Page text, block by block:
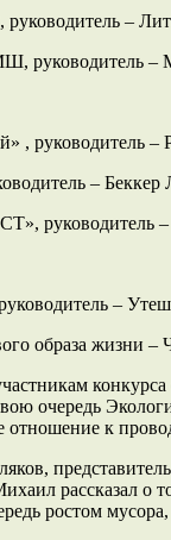
–
руководитель –
, руководитель –
–
руководитель
–
образа
очередь
отношение к
рассказал о
ростом